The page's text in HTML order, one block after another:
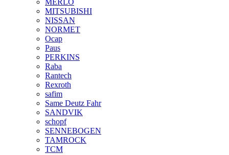
MERLO
MITSUBISHI
NISSAN
NORMET
Ocap
Paus
PERKINS
Raba
Rantech
Rexroth
safim
Same Deutz Fahr
SANDVIK
schopf
SENNEBOGEN
TAMROCK
TCM